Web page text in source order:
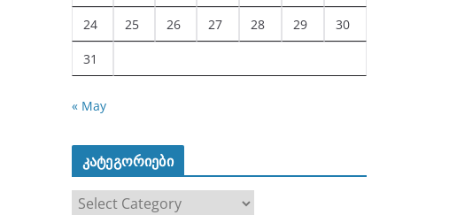
24 25 26 27 28 29 30
31
« May
კატეგორიები